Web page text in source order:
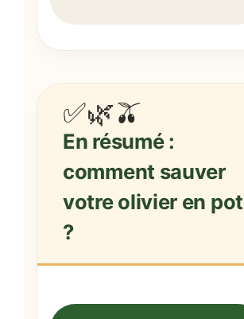
✅🌿🫒
En résumé :
comment sauver
votre olivier en pot
?